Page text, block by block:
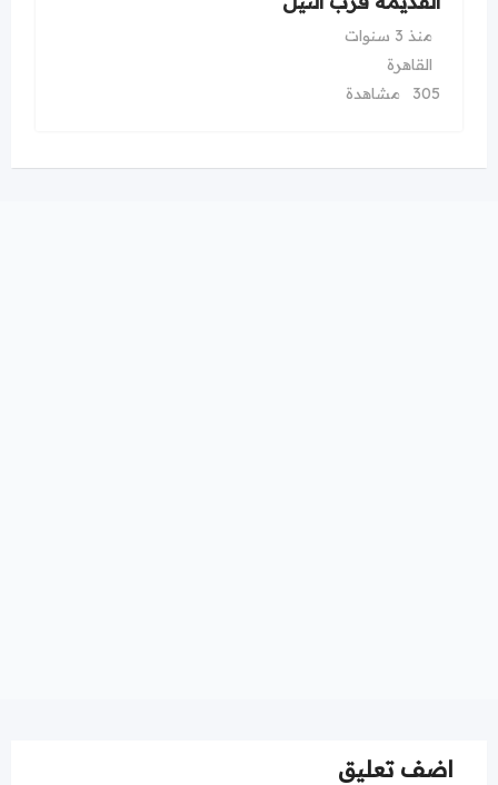
منذ 3 سنوات
القاهرة
305 مشاهدة
اضف تعليق